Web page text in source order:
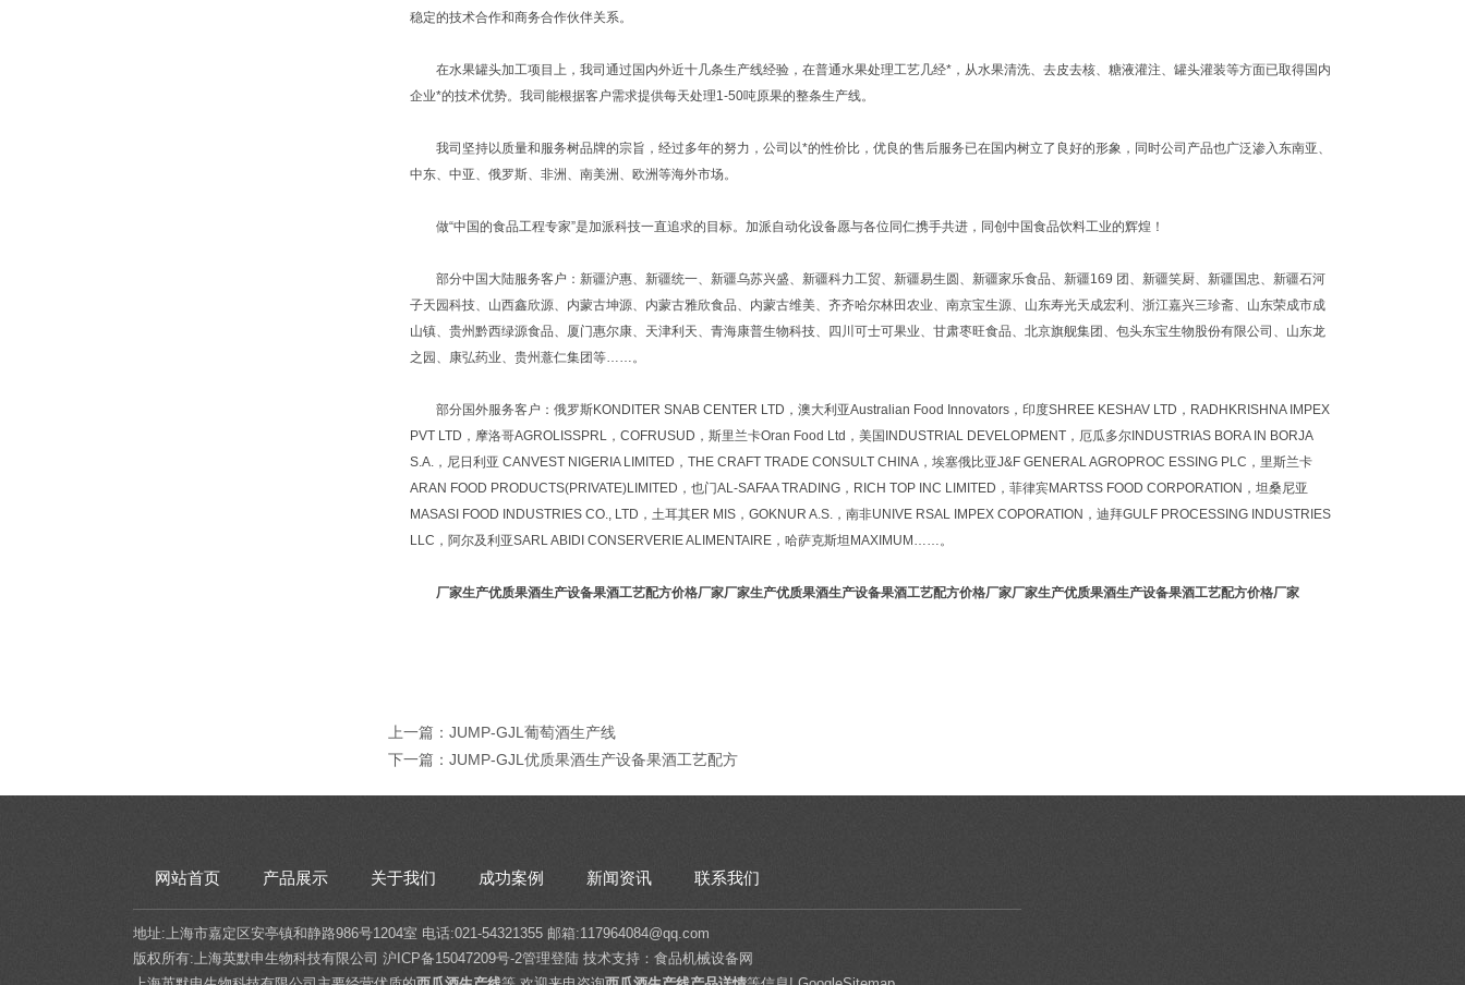
稳定的技术合作和商务合作伙伴关系。
在水果罐头加工项目上，我司通过国内外近十几条生产线经验，在普通水果处理工艺几经*，从水果清洗、去皮去核、糖液灌注、罐头灌装等方面已取得国内
企业*的技术优势。我司能根据客户需求提供每天处理1-50吨原果的整条生产线。
我司坚持以质量和服务树品牌的宗旨，经过多年的努力，公司以*的性价比，优良的售后服务已在国内树立了良好的形象，同时公司产品也广泛渗入东南亚、
中东、中亚、俄罗斯、非洲、南美洲、欧洲等海外市场。
做“中国的食品工程专家”是加派科技一直追求的目标。加派自动化设备愿与各位同仁携手共进，同创中国食品饮料工业的辉煌！
部分中国大陆服务客户：新疆沪惠、新疆统一、新疆乌苏兴盛、新疆科力工贸、新疆易生圆、新疆家乐食品、新疆169 团、新疆笑厨、新疆国忠、新疆石河
子天园科技、山西鑫欣源、内蒙古坤源、内蒙古雅欣食品、内蒙古维美、齐齐哈尔林田农业、南京宝生源、山东寿光天成宏利、浙江嘉兴三珍斋、山东荣成市成
山镇、贵州黔西绿源食品、厦门惠尔康、天津利天、青海康普生物科技、四川可士可果业、甘肃枣旺食品、北京旗舰集团、包头东宝生物股份有限公司、山东龙
之园、康弘药业、贵州薏仁集团等……。
部分国外服务客户：俄罗斯KONDITER SNAB CENTER LTD，澳大利亚Australian Food Innovators，印度SHREE KESHAV LTD，RADHKRISHNA IMPEX
PVT LTD，摩洛哥AGROLISSPRL，COFRUSUD，斯里兰卡Oran Food Ltd，美国INDUSTRIAL DEVELOPMENT，厄瓜多尔INDUSTRIAS BORA IN BORJA
S.A.，尼日利亚 CANVEST NIGERIA LIMITED，THE CRAFT TRADE CONSULT CHINA，埃塞俄比亚J&F GENERAL AGROPROC ESSING PLC，里斯兰卡
ARAN FOOD PRODUCTS(PRIVATE)LIMITED，也门AL-SAFAA TRADING，RICH TOP INC LIMITED，菲律宾MARTSS FOOD CORPORATION，坦桑尼亚
MASASI FOOD INDUSTRIES CO., LTD，土耳其ER MIS，GOKNUR A.S.，南非UNIVE RSAL IMPEX COPORATION，迪拜GULF PROCESSING INDUSTRIES
LLC，阿尔及利亚SARL ABIDI CONSERVERIE ALIMENTAIRE，哈萨克斯坦MAXIMUM……。
厂家生产优质果酒生产设备果酒工艺配方价格厂家厂家生产优质果酒生产设备果酒工艺配方价格厂家厂家生产优质果酒生产设备果酒工艺配方价格厂家
上一篇： JUMP-GJL葡萄酒生产线
下一篇： JUMP-GJL优质果酒生产设备果酒工艺配方
网站首页 产品展示 关于我们 成功案例 新闻资讯 联系我们
地址:上海市嘉定区安亭镇和静路986号1204室 电话:021-54321355 邮箱:117964084@qq.com
版权所有:上海英默申生物科技有限公司 沪ICP备15047209号-2管理登陆 技术支持： 食品机械设备网